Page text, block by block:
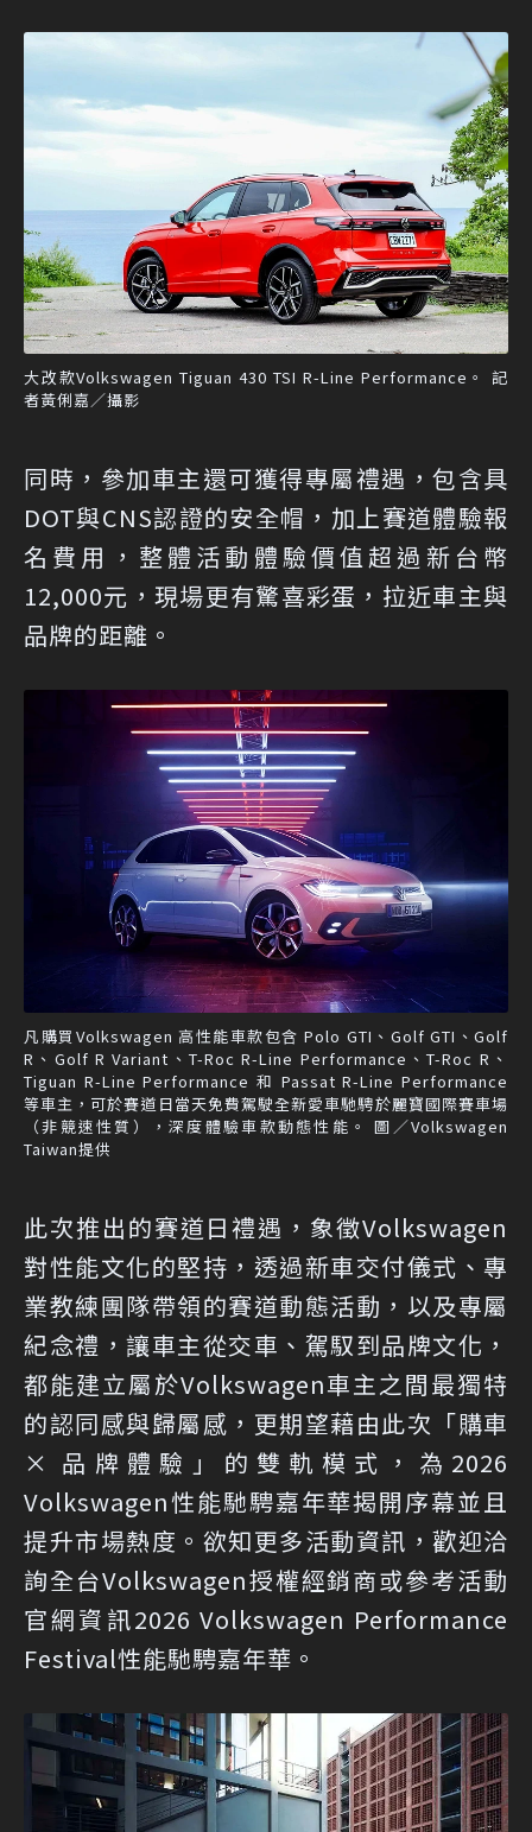
大改款Volkswagen Tiguan 430 TSI R-Line Performance。 記
者黃俐嘉／攝影
同時，參加車主還可獲得專屬禮遇，包含具
DOT與CNS認證的安全帽，加上賽道體驗報
名費用，整體活動體驗價值超過新台幣
12,000元，現場更有驚喜彩蛋，拉近車主與
品牌的距離。
凡購買Volkswagen 高性能車款包含 Polo GTI、Golf GTI、Golf
R、Golf R Variant、T-Roc R-Line Performance、T-Roc R、
Tiguan R-Line Performance 和 Passat R-Line Performance
等車主，可於賽道日當天免費駕駛全新愛車馳騁於麗寶國際賽車場
（非競速性質），深度體驗車款動態性能。 圖／Volkswagen
Taiwan提供
此次推出的賽道日禮遇，象徵Volkswagen
對性能文化的堅持，透過新車交付儀式、專
業教練團隊帶領的賽道動態活動，以及專屬
紀念禮，讓車主從交車、駕馭到品牌文化，
都能建立屬於Volkswagen車主之間最獨特
的認同感與歸屬感，更期望藉由此次「購車
× 品牌體驗」的雙軌模式，為2026
Volkswagen性能馳騁嘉年華揭開序幕並且
提升市場熱度。欲知更多活動資訊，歡迎洽
詢全台Volkswagen授權經銷商或參考活動
官網資訊2026 Volkswagen Performance
Festival性能馳騁嘉年華 。